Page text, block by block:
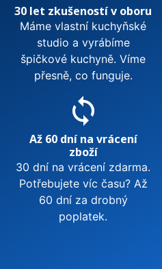
30 let zkušeností v oboru
Máme vlastní kuchyňské
studio a vyrábíme
špičkové kuchyně. Víme
přesně, co funguje.
sync
Až 60 dní na vrácení
zboží
30 dní na vrácení zdarma.
Potřebujete víc času? Až
60 dní za drobný
poplatek.